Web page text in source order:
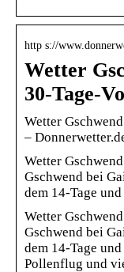
http s://
Wetter
30-Tage-
Wetter
–
Wetter
Gschwend bei
dem 14-Tage
Wetter
Gschwend bei
dem 14-Tage
Pollenflug und